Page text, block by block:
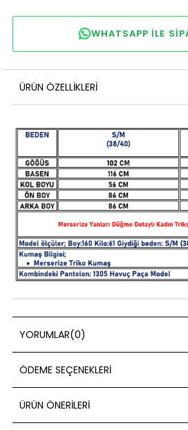
WHATSAPP ILE
ÜRÜN ÖZELLIKLERI
YORUMLAR(0)
ÖDEME SEÇENEKLERI
ÜRÜN ÖNERILERI